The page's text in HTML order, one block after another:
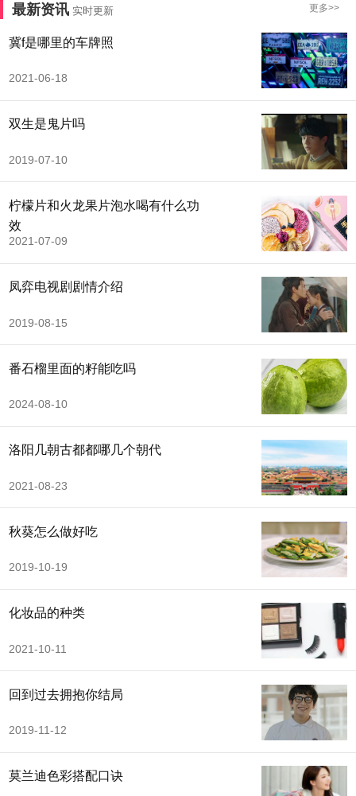
最新资讯 实时更新 更多>>
冀f是哪里的车牌照
2021-06-18
双生是鬼片吗
2019-07-10
柠檬片和火龙果片泡水喝有什么功
效
2021-07-09
凤弈电视剧剧情介绍
2019-08-15
番石榴里面的籽能吃吗
2024-08-10
洛阳几朝古都都哪几个朝代
2021-08-23
秋葵怎么做好吃
2019-10-19
化妆品的种类
2021-10-11
回到过去拥抱你结局
2019-11-12
莫兰迪色彩搭配口诀